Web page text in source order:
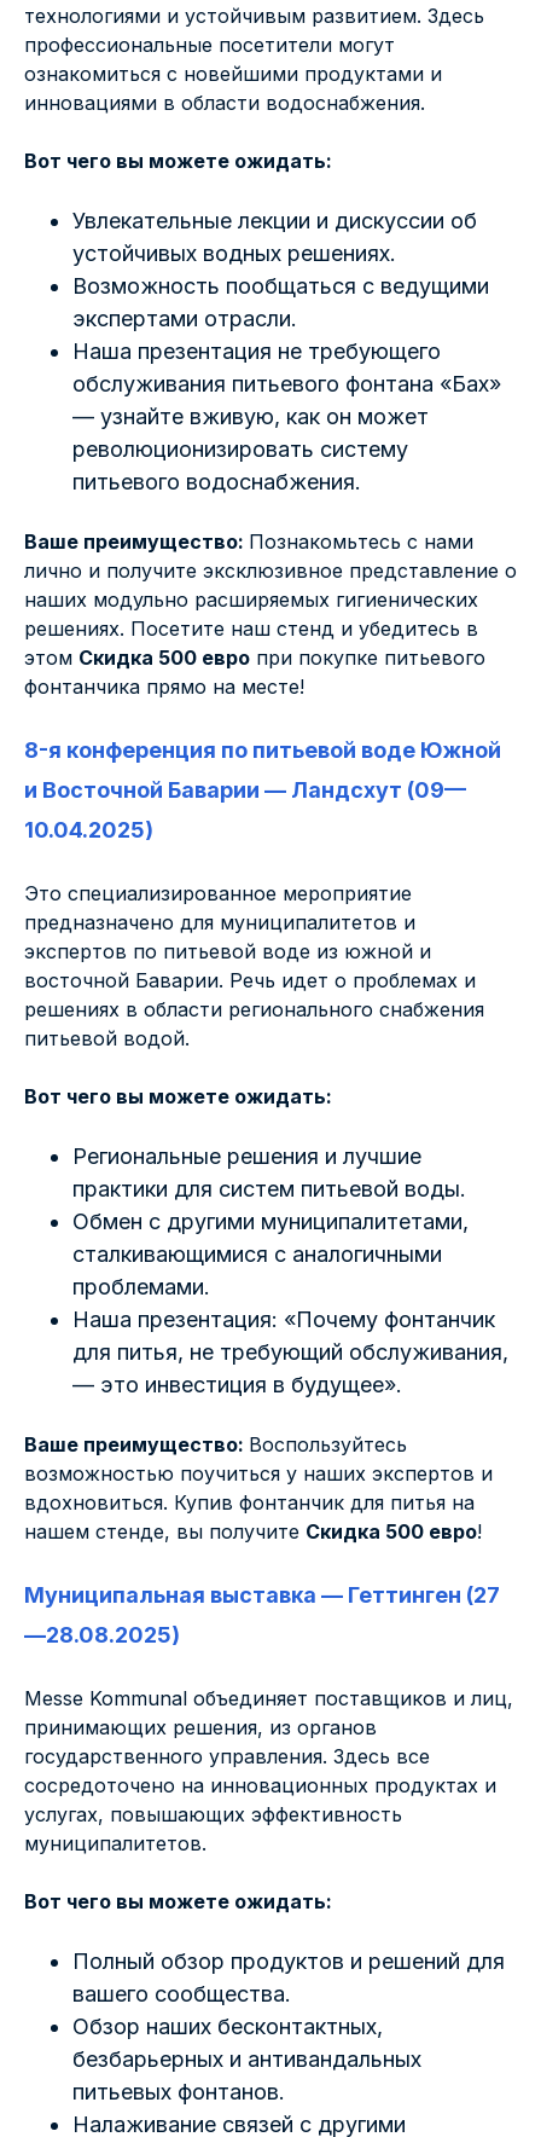
технологиями и устойчивым развитием. Здесь
профессиональные посетители могут
ознакомиться с новейшими продуктами и
инновациями в области водоснабжения.
Вот чего вы можете ожидать:
Увлекательные лекции и дискуссии об
устойчивых водных решениях.
Возможность пообщаться с ведущими
экспертами отрасли.
Наша презентация не требующего
обслуживания питьевого фонтана «Бах»
— узнайте вживую, как он может
революционизировать систему
питьевого водоснабжения.
Ваше преимущество: Познакомьтесь с нами
лично и получите эксклюзивное представление о
наших модульно расширяемых гигиенических
решениях. Посетите наш стенд и убедитесь в
этом Скидка 500 евро при покупке питьевого
фонтанчика прямо на месте!
8-я конференция по питьевой воде Южной
и Восточной Баварии — Ландсхут (09—
10.04.2025)
Это специализированное мероприятие
предназначено для муниципалитетов и
экспертов по питьевой воде из южной и
восточной Баварии. Речь идет о проблемах и
решениях в области регионального снабжения
питьевой водой.
Вот чего вы можете ожидать:
Региональные решения и лучшие
практики для систем питьевой воды.
Обмен с другими муниципалитетами,
сталкивающимися с аналогичными
проблемами.
Наша презентация: «Почему фонтанчик
для питья, не требующий обслуживания,
— это инвестиция в будущее».
Ваше преимущество: Воспользуйтесь
возможностью поучиться у наших экспертов и
вдохновиться. Купив фонтанчик для питья на
нашем стенде, вы получите Скидка 500 евро!
Муниципальная выставка — Геттинген (27
—28.08.2025)
Messe Kommunal объединяет поставщиков и лиц,
принимающих решения, из органов
государственного управления. Здесь все
сосредоточено на инновационных продуктах и
услугах, повышающих эффективность
муниципалитетов.
Вот чего вы можете ожидать:
Полный обзор продуктов и решений для
вашего сообщества.
Обзор наших бесконтактных,
безбарьерных и антивандальных
питьевых фонтанов.
Налаживание связей с другими